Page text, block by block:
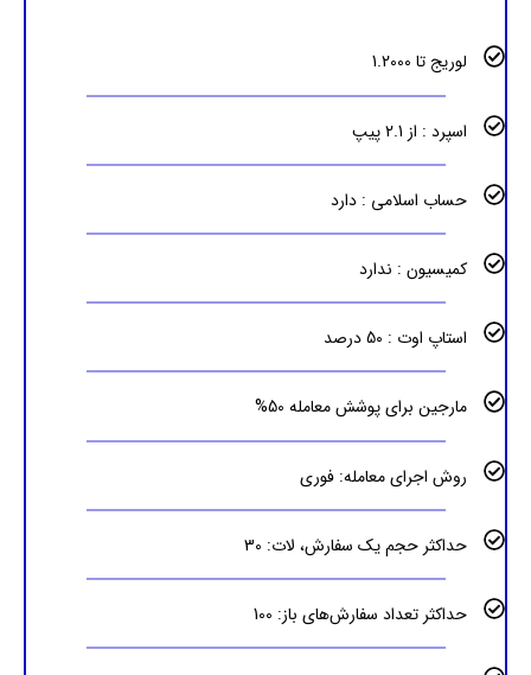
لوریج تا 1.2000
اسپرد : از 2.1 پیپ
حساب اسلامی : دارد
کمیسیون : ندارد
استاپ اوت : 50 درصد
مارجین برای پوشش معامله 50%
روش اجرای معامله: فوری
حداکثر حجم یک سفارش، لات: 30
حداکثر تعداد سفارش‌های باز: 100